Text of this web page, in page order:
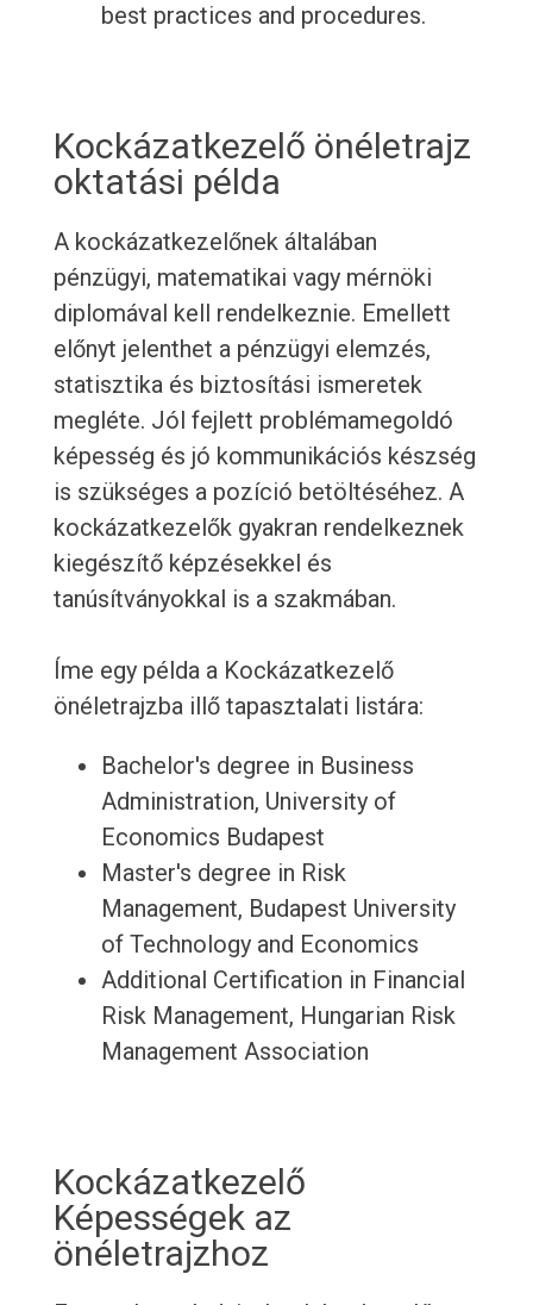
best practices and procedures.
Kockázatkezelő önéletrajz
oktatási példa
A kockázatkezelőnek általában
pénzügyi, matematikai vagy mérnöki
diplomával kell rendelkeznie. Emellett
előnyt jelenthet a pénzügyi elemzés,
statisztika és biztosítási ismeretek
megléte. Jól fejlett problémamegoldó
képesség és jó kommunikációs készség
is szükséges a pozíció betöltéséhez. A
kockázatkezelők gyakran rendelkeznek
kiegészítő képzésekkel és
tanúsítványokkal is a szakmában.
Íme egy példa a Kockázatkezelő
önéletrajzba illő tapasztalati listára:
Bachelor's degree in Business
Administration, University of
Economics Budapest
Master's degree in Risk
Management, Budapest University
of Technology and Economics
Additional Certification in Financial
Risk Management, Hungarian Risk
Management Association
Kockázatkezelő
Képességek az
önéletrajzhoz